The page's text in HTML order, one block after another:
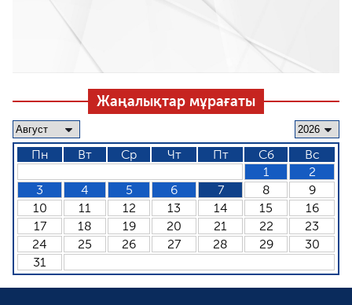
Жаңалықтар мұрағаты
Пн Вт Ср Чт Пт Сб
Вс
1
2
3
4 5 6 7 8
9
10
11 12 13 14 15
16
17
18 19 20 21 22
23
24
25 26 27 28 29
30
31